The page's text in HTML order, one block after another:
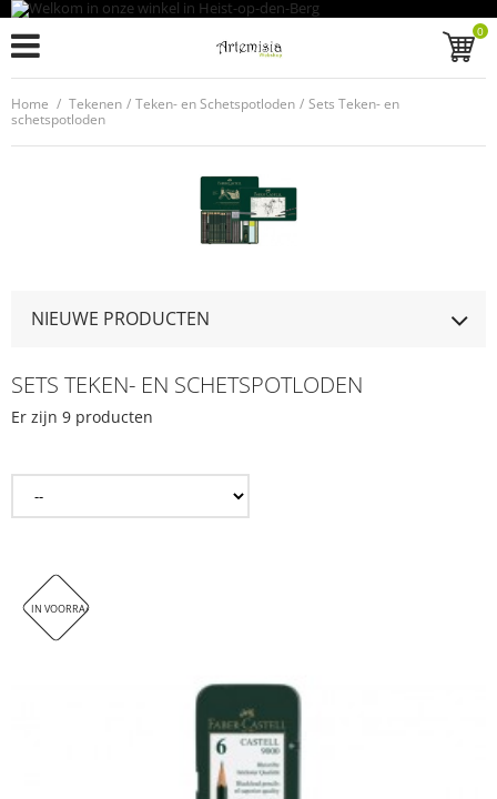
0
Home / Tekenen / Teken- en Schetspotloden / Sets Teken- en
schetspotloden
NIEUWE PRODUCTEN
SETS TEKEN- EN SCHETSPOTLODEN
Er zijn 9 producten
IN VOORRAAD